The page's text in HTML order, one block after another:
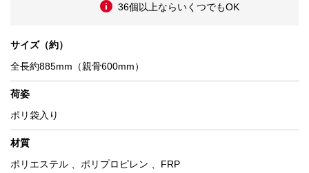
36個以上ならいくつでもOK
サイズ（約）
全長約885mm（親骨600mm）
荷姿
ポリ袋入り
材質
ポリエステル 、ポリプロピレン 、FRP